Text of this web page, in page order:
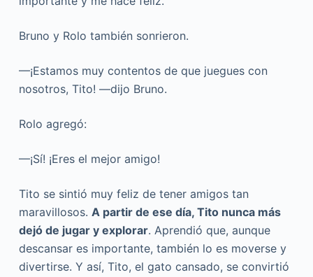
Bruno y Rolo también sonrieron.
—¡Estamos muy contentos de que juegues con
nosotros, Tito! —dijo Bruno.
Rolo agregó:
—¡Sí! ¡Eres el mejor amigo!
Tito se sintió muy feliz de tener amigos tan
maravillosos. A partir de ese día, Tito nunca más
dejó de jugar y explorar. Aprendió que, aunque
descansar es importante, también lo es moverse y
divertirse. Y así, Tito, el gato cansado, se convirtió